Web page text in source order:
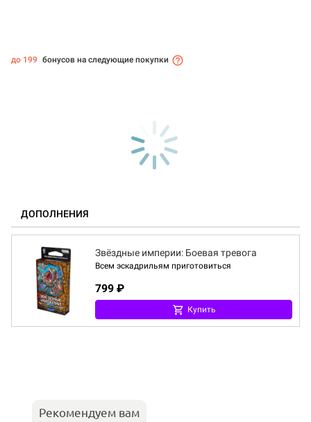
до 199 бонусов на следующие покупки
ДОПОЛНЕНИЯ
Звёздные империи: Боевая тревога
Всем эскадрильям приготовиться
799 ₽
Купить
Рекомендуем вам